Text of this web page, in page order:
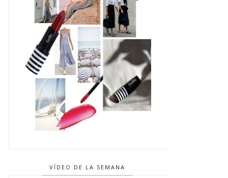
VÍDEO DE LA SEMANA